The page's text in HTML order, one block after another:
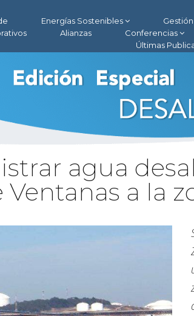
Energías Sostenibles
Alianzas Conferencias
Últimas
agua
a la